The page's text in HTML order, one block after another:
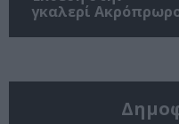
γκαλερί